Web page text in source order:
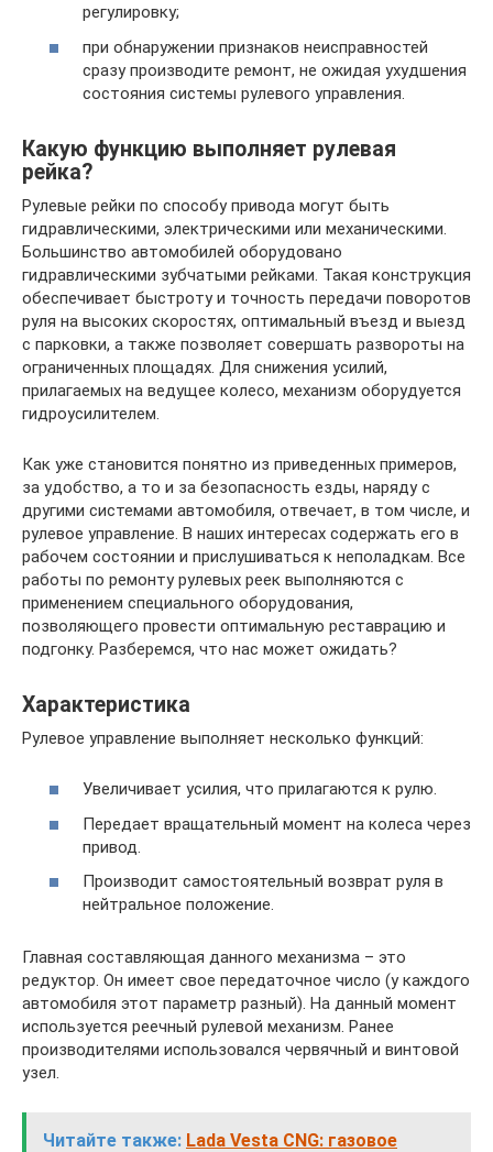
регулировку;
при обнаружении признаков неисправностей
сразу производите ремонт, не ожидая ухудшения
состояния системы рулевого управления.
Какую функцию выполняет рулевая
рейка?
Рулевые рейки по способу привода могут быть
гидравлическими, электрическими или механическими.
Большинство автомобилей оборудовано
гидравлическими зубчатыми рейками. Такая конструкция
обеспечивает быстроту и точность передачи поворотов
руля на высоких скоростях, оптимальный въезд и выезд
с парковки, а также позволяет совершать развороты на
ограниченных площадях. Для снижения усилий,
прилагаемых на ведущее колесо, механизм оборудуется
гидроусилителем.
Как уже становится понятно из приведенных примеров,
за удобство, а то и за безопасность езды, наряду с
другими системами автомобиля, отвечает, в том числе, и
рулевое управление. В наших интересах содержать его в
рабочем состоянии и прислушиваться к неполадкам. Все
работы по ремонту рулевых реек выполняются с
применением специального оборудования,
позволяющего провести оптимальную реставрацию и
подгонку. Разберемся, что нас может ожидать?
Характеристика
Рулевое управление выполняет несколько функций:
Увеличивает усилия, что прилагаются к рулю.
Передает вращательный момент на колеса через
привод.
Производит самостоятельный возврат руля в
нейтральное положение.
Главная составляющая данного механизма – это
редуктор. Он имеет свое передаточное число (у каждого
автомобиля этот параметр разный). На данный момент
используется реечный рулевой механизм. Ранее
производителями использовался червячный и винтовой
узел.
Читайте также: Lada Vesta CNG: газовое